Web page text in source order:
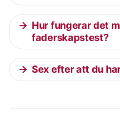
Hur fungerar det
faderskapstest?
Sex efter att du